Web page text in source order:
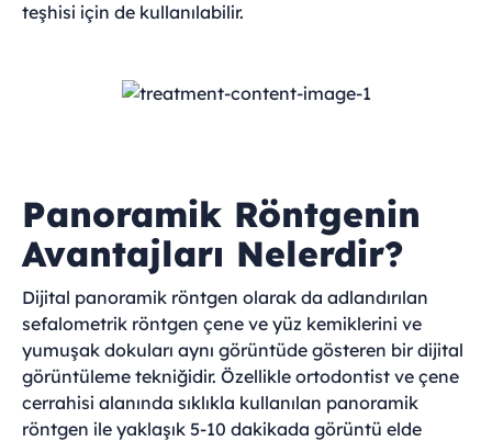
teşhisi için de kullanılabilir.
Panoramik Röntgenin
Avantajları Nelerdir?
Dijital panoramik röntgen olarak da adlandırılan
sefalometrik röntgen çene ve yüz kemiklerini ve
yumuşak dokuları aynı görüntüde gösteren bir dijital
görüntüleme tekniğidir. Özellikle ortodontist ve çene
cerrahisi alanında sıklıkla kullanılan panoramik
röntgen ile yaklaşık 5-10 dakikada görüntü elde